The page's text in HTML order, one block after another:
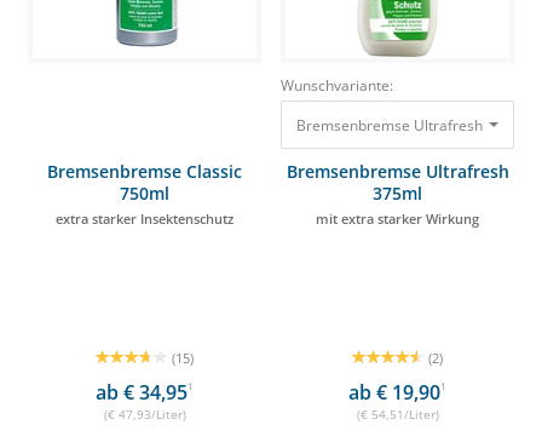
Bremsenbremse Classic
750ml
extra starker Insektenschutz
(15)
ab € 34,951
(€ 47,93/Liter)
Wunschvariante:
Bremsenbremse Ultrafresh 375ml
Bremsenbremse Ultrafresh
375ml
mit extra starker Wirkung
(2)
ab € 19,901
(€ 54,51/Liter)